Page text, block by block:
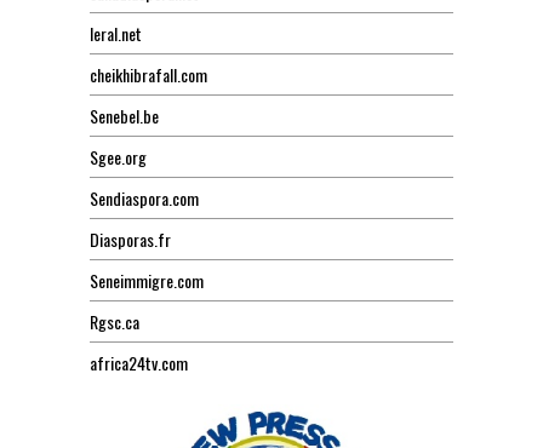
leral.net
cheikhibrafall.com
Senebel.be
Sgee.org
Sendiaspora.com
Diasporas.fr
Seneimmigre.com
Rgsc.ca
africa24tv.com